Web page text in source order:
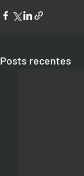
Posts recentes